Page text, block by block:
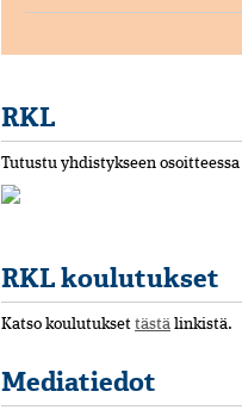
RKL
Tutustu yhdistykseen osoitteessa
RKL koulutukset
Katso koulutukset tästä linkistä.
Mediatiedot